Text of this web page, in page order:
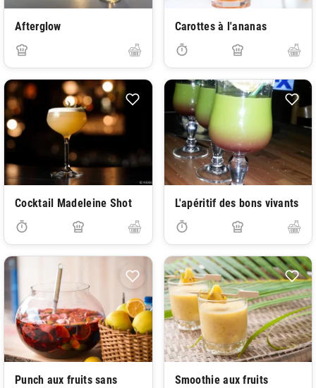
Afterglow Carottes à l'ananas
Cocktail Madeleine Shot L'apéritif des bons vivants
Punch aux fruits sans
Smoothie aux fruits